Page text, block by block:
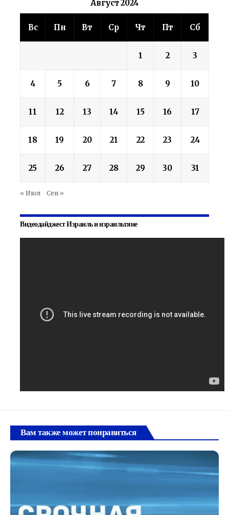
Август 2024
Вс Пн Вт Ср Чт Пт Сб
1 2 3
4 5 6 7 8 9 10
11 12 13 14 15 16 17
18 19 20 21 22 23 24
25 26 27 28 29 30 31
« Июл Сен »
Видеодайджест Израиль и израильтяне
Вам также может понравиться